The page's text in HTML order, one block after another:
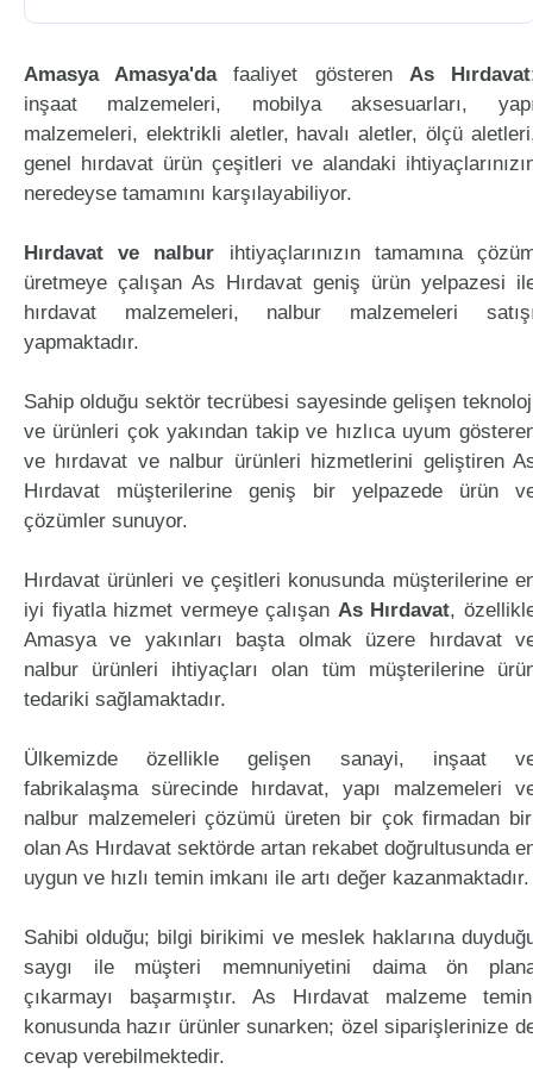
Amasya Amasya'dafaaliyet gösteren As Hırdavat
inşaat malzemeleri, mobilya aksesuarları,
malzemeleri, elektrikli aletler, havalı aletler, ölçü
genel hırdavat ürün çeşitleri ve alandaki
neredeyse tamamını karşılayabiliyor.
Hırdavat ve nalbur ihtiyaçlarınızın tamamına
üretmeye çalışan As Hırdavat geniş ürün yelpazesi
hırdavat malzemeleri, nalbur malzemeleri
yapmaktadır.
Sahip olduğu sektör tecrübesi sayesinde gelişen
ve ürünleri çok yakından takip ve hızlıca uyum
ve hırdavat ve nalbur ürünleri hizmetlerini geliştiren
Hırdavat müşterilerine geniş bir yelpazede ürün
çözümler sunuyor.
Hırdavat ürünleri ve çeşitleri konusunda müşterilerine
iyi fiyatla hizmet vermeye çalışan As Hırdavat,
Amasya ve yakınları başta olmak üzere hırdavat
nalbur ürünleri ihtiyaçları olan tüm müşterilerine
tedariki sağlamaktadır.
Ülkemizde özellikle gelişen sanayi, inşaat
fabrikalaşma sürecinde hırdavat, yapı malzemeleri
nalbur malzemeleri çözümü üreten bir çok firmadan
olan As Hırdavat sektörde artan rekabet doğrultusunda
uygun ve hızlı temin imkanı ile artı değer kazanmaktadır.
Sahibi olduğu; bilgi birikimi ve meslek haklarına
saygı ile müşteri memnuniyetini daima ön
çıkarmayı başarmıştır. As Hırdavat malzeme
konusunda hazır ürünler sunarken; özel siparişlerinize
cevap verebilmektedir.